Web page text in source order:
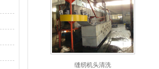
缝纫机头清洗